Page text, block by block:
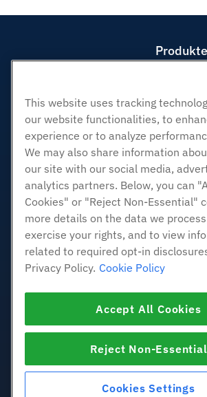
Produkte
Reseller
White
Verwaltete
Nicht
Verwaltete
Nicht
Cloud-
Load
SSL
This website uses tracking
our website functionalities, to
experience or to analyze
We may also share information
our site with our social media,
analytics partners. Below, you can
Cookies" or "Reject Non-Essential"
more details on the data we
exercise your rights, and to view
related to required opt-in
Privacy Policy. Cookie Policy
Accept All Cookies
Reject Non-Essential
Cookies Settings